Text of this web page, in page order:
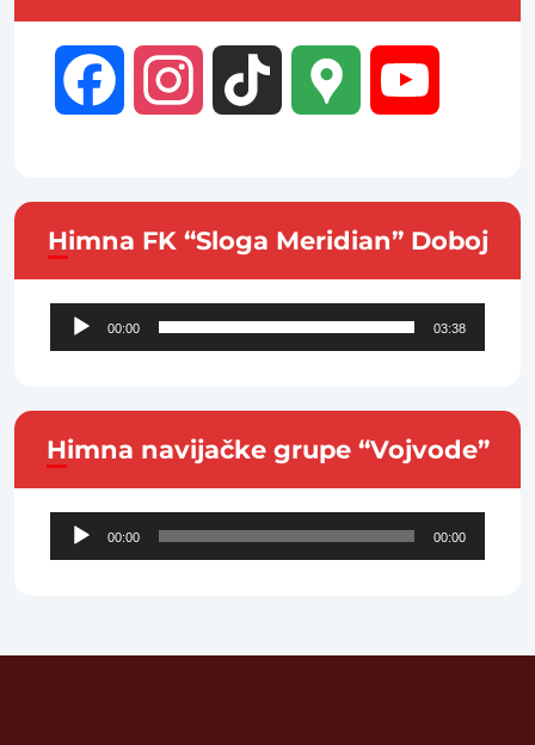
Facebook Instagram TikTok Google
Himna FK “Sloga Meridian” Doboj
Audio
Player
00:00 03:38
Himna navijačke grupe “Vojvode”
Audio
Player
00:00 00:00